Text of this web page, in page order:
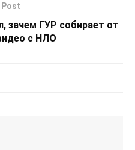
Post
зачем ГУР собирает от
с НЛО